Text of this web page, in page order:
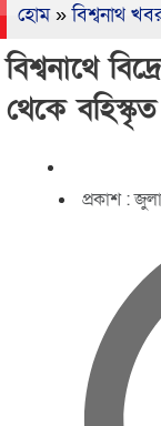
হোম»বিশ্বনাথ
বিশ্বনাথে
থেকে
প্রকাশ :